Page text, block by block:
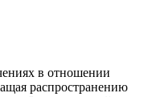
в отношении
распространению